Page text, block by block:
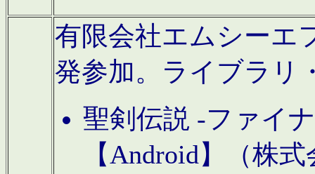
有限会社エムシーエ
発参加。ライブラリ
聖剣伝説 -ファイ
【Android】（株